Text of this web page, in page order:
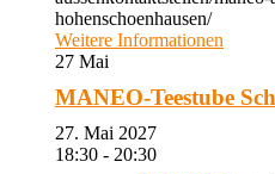
hohenschoenhausen/
Weitere Informationen
27 Mai
MANEO-Teestube
27. Mai 2027
18:30 - 20:30